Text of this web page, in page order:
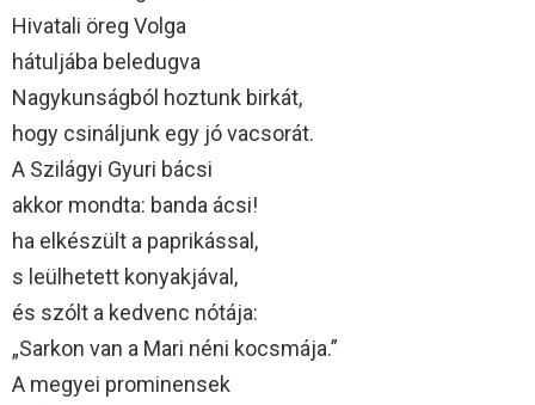
Hivatali öreg Volga
hátuljába beledugva
Nagykunságból hoztunk birkát,
hogy csináljunk egy jó vacsorát.
A Szilágyi Gyuri bácsi
akkor mondta: banda ácsi!
ha elkészült a paprikással,
s leülhetett konyakjával,
és szólt a kedvenc nótája:
„Sarkon van a Mari néni kocsmája.”
A megyei prominensek